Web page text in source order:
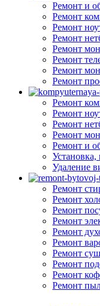
Ремонт и
Ремонт
Ремонт
Ремонт
Ремонт
Ремонт
Ремонт
Ремонт
Ремонт
Ремонт
Ремонт
Ремонт
Ремонт и
Удаление
Ремонт
Ремонт
Ремонт
Ремонт
Ремонт
Ремонт
Ремонт
Ремонт
Ремонт
Ремонт